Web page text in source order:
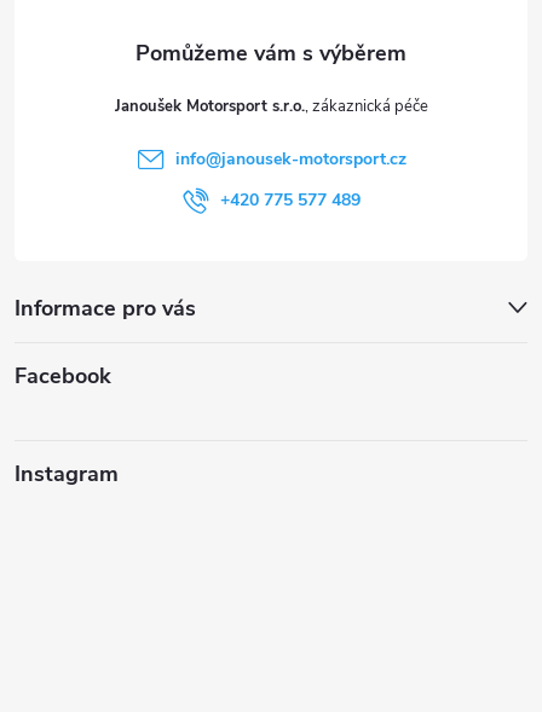
Janoušek Motorsport s.r.o.
info@janousek-motorsport.cz
+420 775 577 489
Informace pro vás
Facebook
Instagram